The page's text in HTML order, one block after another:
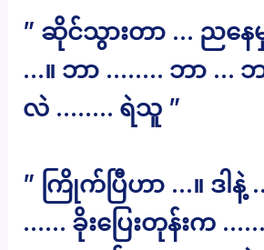
” ဆိုင်သွားတာ … ညနေ
…။ ဘာ …….. ဘာ …
လဲ …….. ရဲသူ ”
” ကြိုက်ပြီဟာ …။ ဒါနဲ့
…… ခိုးပြေးတုန်းက